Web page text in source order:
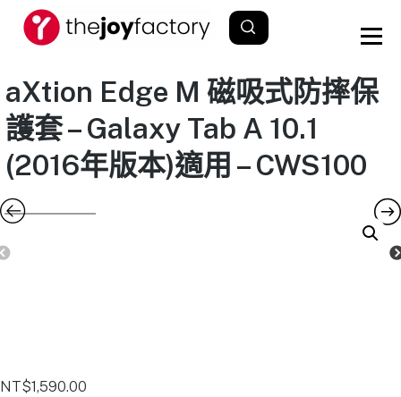
aXtion Edge M 磁吸式防摔保
護套 – Galaxy Tab A 10.1
(2016年版本)適用 – CWS100
NT$1,590.00